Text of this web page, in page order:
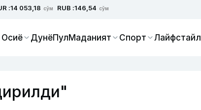
:14 053,18 сўм RUB :146,54 сўм
Осиё ДунёПулМаданият Спорт Лайфстайл